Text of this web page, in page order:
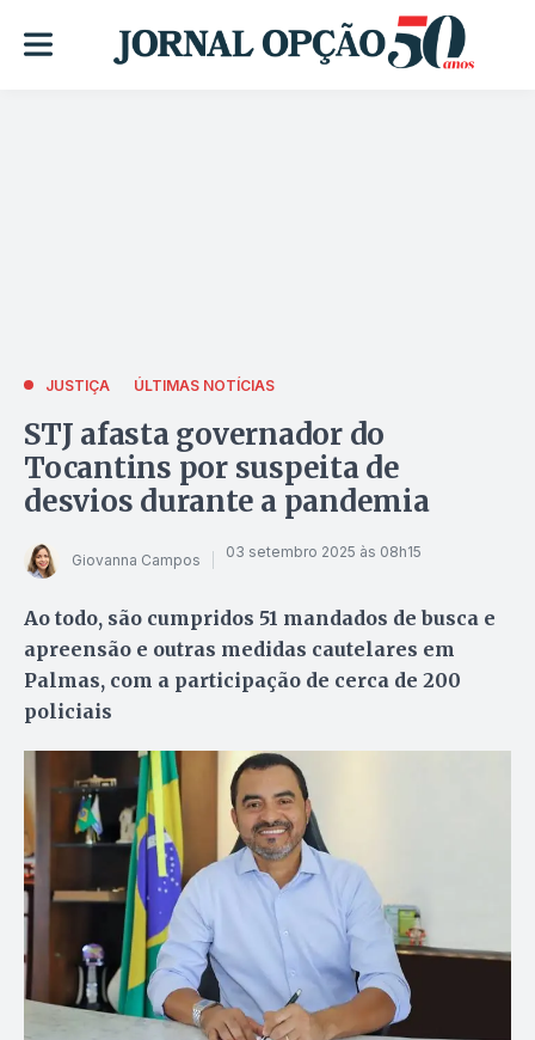
JUSTIÇA ÚLTIMAS NOTÍCIAS
STJ afasta governador do
Tocantins por suspeita de
desvios durante a pandemia
Giovanna Campos 03 setembro 2025 às 08h15
Ao todo, são cumpridos 51 mandados de busca e
apreensão e outras medidas cautelares em
Palmas, com a participação de cerca de 200
policiais